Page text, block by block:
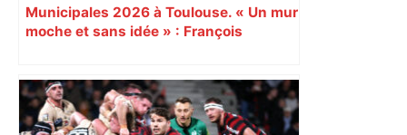
Municipales 2026 à Toulouse. « Un mur
moche et sans idée » : François
Augustins